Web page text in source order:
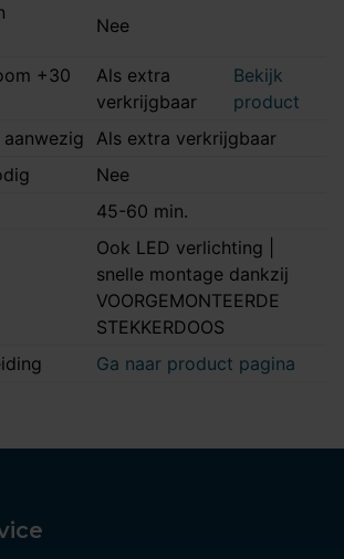
Nee
+30
Als extra
verkrijgbaar
Bekijk
product
Als extra verkrijgbaar
Nee
45-60 min.
Ook LED verlichting |
snelle montage dankzij
VOORGEMONTEERDE
STEKKERDOOS
Ga naar product pagina